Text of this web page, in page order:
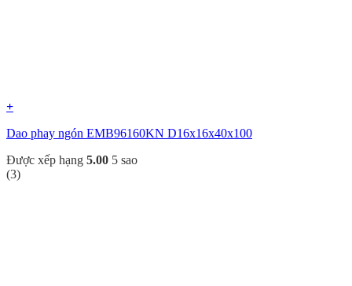
+
Dao phay ngón EMB96160KN D16x16x40x100
Được xếp hạng 5.00 5 sao
(3)